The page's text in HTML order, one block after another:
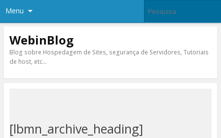
Menu
WebinBlog
Blog sobre Hospedagem de Sites, segurança de Servidores, Tutoriais
de host, etc…
[lbmn_archive_heading]